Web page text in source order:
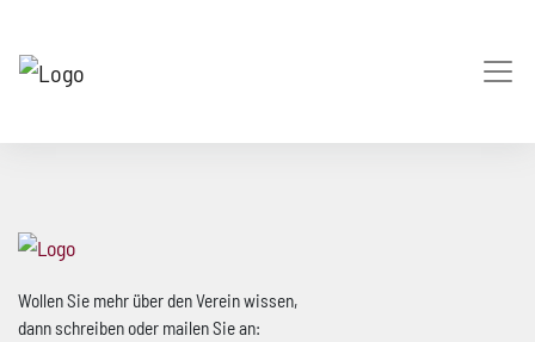
Wollen Sie mehr über den Verein wissen,
dann schreiben oder mailen Sie an: